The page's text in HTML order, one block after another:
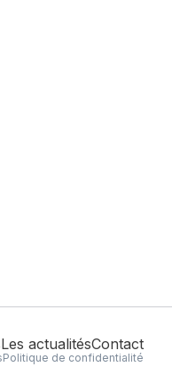
Les actualitésContact
Politique de confidentialité